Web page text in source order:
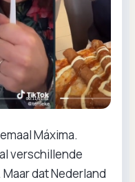
Máxima.
verschillende
dat Nederland